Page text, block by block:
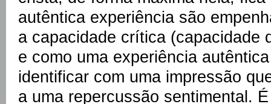
autêntica experiência são
a capacidade crítica (capacidade
e como uma experiência
identificar com uma impressão
a uma repercussão sentimental. É